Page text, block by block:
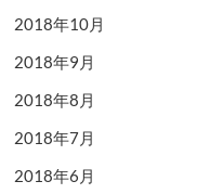
2018年10月
2018年9月
2018年8月
2018年7月
2018年6月